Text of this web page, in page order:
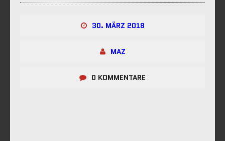
30. MÄRZ 2018
MAZ
0 KOMMENTARE